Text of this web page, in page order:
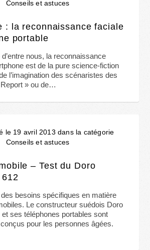
Conseils et astuces
: la reconnaissance faciale
portable
nous, la reconnaissance
est de la pure science-fiction
l’imagination des scénaristes des
» ou de…
le 19 avril 2013 dans la catégorie
Conseils et astuces
– Test du Doro
besoins spécifiques en matière
Le constructeur suédois Doro
et ses téléphones portables sont
pour les personnes âgées.